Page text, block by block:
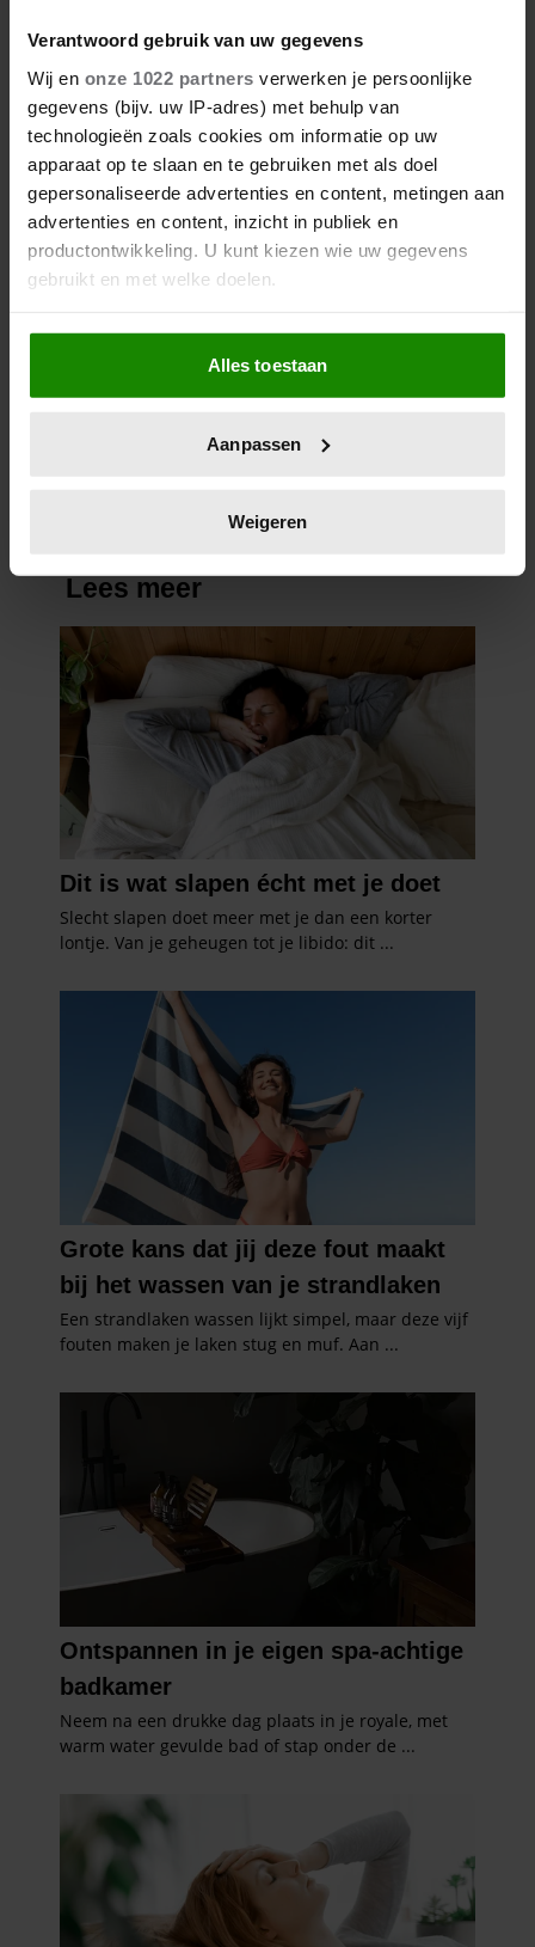
Verantwoord gebruik van uw gegevens
Wij en onze 1022 partners verwerken je persoonlijke
gegevens (bijv. uw IP-adres) met behulp van
technologieën zoals cookies om informatie op uw
apparaat op te slaan en te gebruiken met als doel
gepersonaliseerde advertenties en content, metingen aan
advertenties en content, inzicht in publiek en
productontwikkeling. U kunt kiezen wie uw gegevens
gebruikt en met welke doelen.
Als u het toestaat, willen we ook graag:
Informatie verzamelen over uw geografische
locatie, die tot een paar meter nauwkeurig kan zijn
scannen op specifieke eigenschappen (fingerprinting)
verwerkt en stel uw voorkeuren in het
intrekken in de Cookieverklaring.
We gebruiken cookies om content en advertenties te
personaliseren, om functies voor social media te bieden
en om ons websiteverkeer te analyseren. Ook delen we
informatie over uw gebruik van onze site met onze
partners voor social media, adverteren en analyse. Deze
partners kunnen deze gegevens combineren met andere
informatie die u aan ze heeft verstrekt of die ze hebben
verzameld op basis van uw gebruik van hun services. U
gaat akkoord met onze cookies als u onze website blijft
gebruiken.
Alles toestaan
Aanpassen
Weigeren
notenpasta niet als je ‘m in huis
hebt
Deze producten kun je beter